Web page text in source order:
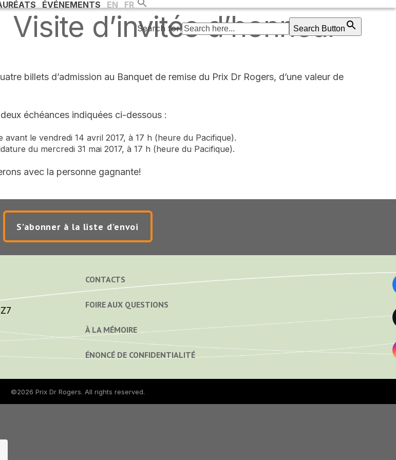
ÉVÉNEMENTS EN FR
Search for: Search Button
Visite d’invités d’honneur
billets d’admission au Banquet de remise du Prix Dr Rogers, d’une valeur de
échéances indiquées ci-dessous :
le vendredi 14 avril 2017, à 17 h (heure du Pacifique).
du mercredi 31 mai 2017, à 17 h (heure du Pacifique).
avec la personne gagnante!
S’abonner à la liste d’envoi
CONTACTS
FOIRE AUX QUESTIONS
À LA MÉMOIRE
ÉNONCÉ DE CONFIDENTIALITÉ
©2026 Prix Dr Rogers. All rights reserved.